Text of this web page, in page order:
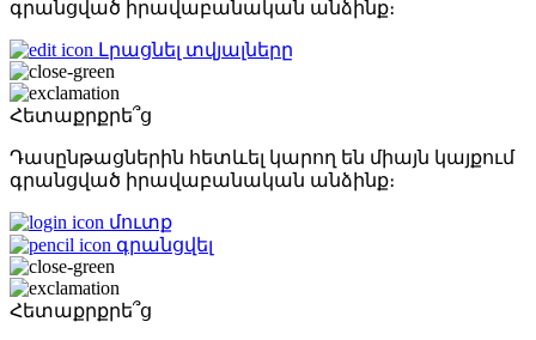
գրանցված իրավաբանական անձինք։
Լրացնել տվյալները
Հետաքրքրե՞ց
Դասընթացներին հետևել կարող են միայն կայքում
գրանցված իրավաբանական անձինք։
մուտք
գրանցվել
Հետաքրքրե՞ց